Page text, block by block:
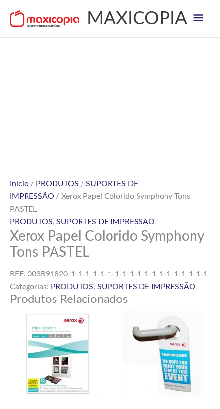
MAXICOPIA
Início / PRODUTOS / SUPORTES DE
IMPRESSÃO / Xerox Papel Colorido Symphony Tons
PASTEL
PRODUTOS, SUPORTES DE IMPRESSÃO
Xerox Papel Colorido Symphony
Tons PASTEL
REF: 003R91820-1-1-1-1-1-1-1-1-1-1-1-1-1-1-1-1-1-1-1
Categorias: PRODUTOS, SUPORTES DE IMPRESSÃO
Produtos Relacionados